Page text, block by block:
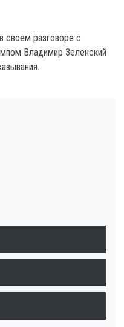
своем разговоре с
Владимир Зеленский